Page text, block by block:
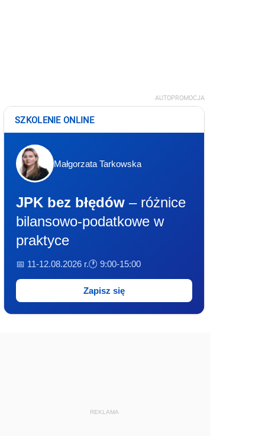
AUTOPROMOCJA
SZKOLENIE ONLINE
Małgorzata Tarkowska
JPK bez błędów – różnice
bilansowo-podatkowe w
praktyce
📅 11-12.08.2026 r.🕐 9:00-15:00
Zapisz się
REKLAMA